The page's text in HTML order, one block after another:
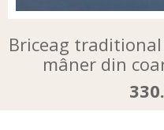
Briceag
mâner din